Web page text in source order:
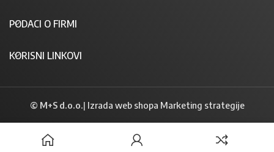
PODACI O FIRMI
KORISNI LINKOVI
© M+S d.o.o.| Izrada web shopa Marketing strategije